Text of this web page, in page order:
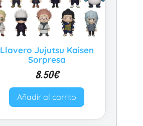
Llavero Jujutsu Kaisen
Sorpresa
8.50€
Añadir al carrito